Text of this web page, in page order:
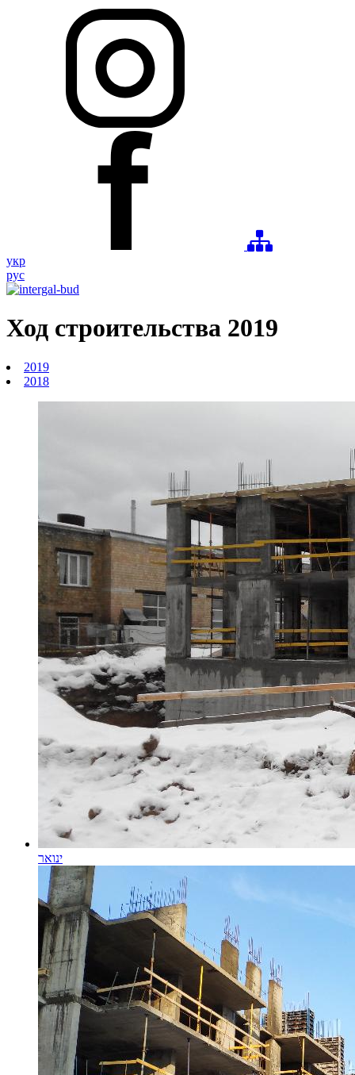
укр
рус
Ход строительства 2019
2019
2018
ינואר